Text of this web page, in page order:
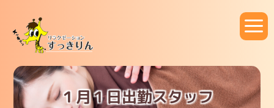
１月１日出勤スタッフ